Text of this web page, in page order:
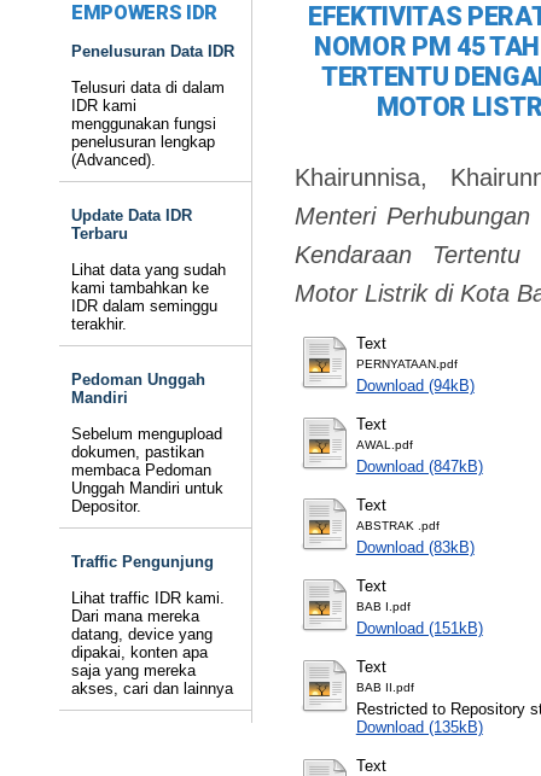
EMPOWERS IDR
Penelusuran Data IDR
Telusuri data di dalam
IDR kami
menggunakan fungsi
penelusuran lengkap
(Advanced).
Update Data IDR
Terbaru
Lihat data yang sudah
kami tambahkan ke
IDR dalam seminggu
terakhir.
Pedoman Unggah
Mandiri
Sebelum mengupload
dokumen, pastikan
membaca Pedoman
Unggah Mandiri untuk
Depositor.
Traffic Pengunjung
Lihat traffic IDR kami.
Dari mana mereka
datang, device yang
dipakai, konten apa
saja yang mereka
akses, cari dan lainnya
EFEKTIVITAS
NOMOR PM 45
TERTENTU
MOTOR
Khairunnisa,
Menteri
Kendaraan Tertentu
Motor Listrik di Kota
Text
PERNYATAAN.pdf
Download (94kB)
Text
AWAL.pdf
Download (847kB)
Text
ABSTRAK .pdf
Download (83kB)
Text
BAB I.pdf
Download (151kB)
Text
BAB II.pdf
Restricted to Repository
Download (135kB)
Text